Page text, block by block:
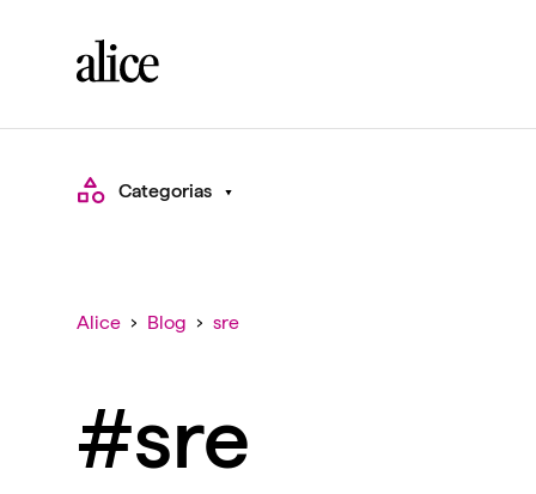
Categorias
Alice › Blog › sre
#sre